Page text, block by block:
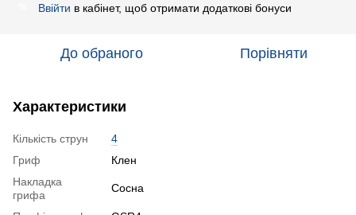
Ввійти в кабінет, щоб отримати додаткові бонуси
До обраного Порівняти
Характеристики
Кількість струн
4
Гриф
Клен
Накладка
грифа
Сосна